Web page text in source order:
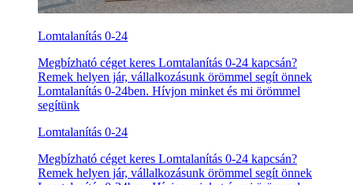
Lomtalanítás 0-24
Megbízható céget keres Lomtalanítás 0-24 kapcsán?
Remek helyen jár, vállalkozásunk örömmel segít önnek
Lomtalanítás 0-24ben. Hívjon minket és mi örömmel
segítünk
Lomtalanítás 0-24
Megbízható céget keres Lomtalanítás 0-24 kapcsán?
Remek helyen jár, vállalkozásunk örömmel segít önnek